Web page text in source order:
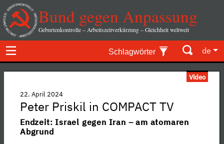
Bund gegen Anpassung
Geburtenkontrolle – Arbeitszeitverkürzung – Gleichheit weltweit
Schlagwörter de
Video
22. April 2024
Peter Priskil in COMPACT TV
Endzeit: Israel gegen Iran – am atomaren
Abgrund